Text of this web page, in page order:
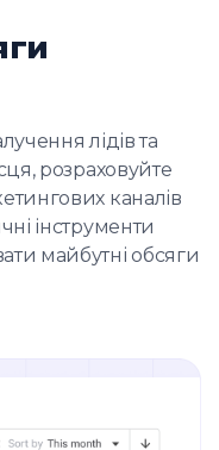
лідів та
розраховуйте
каналів
інструменти
майбутні обсяги